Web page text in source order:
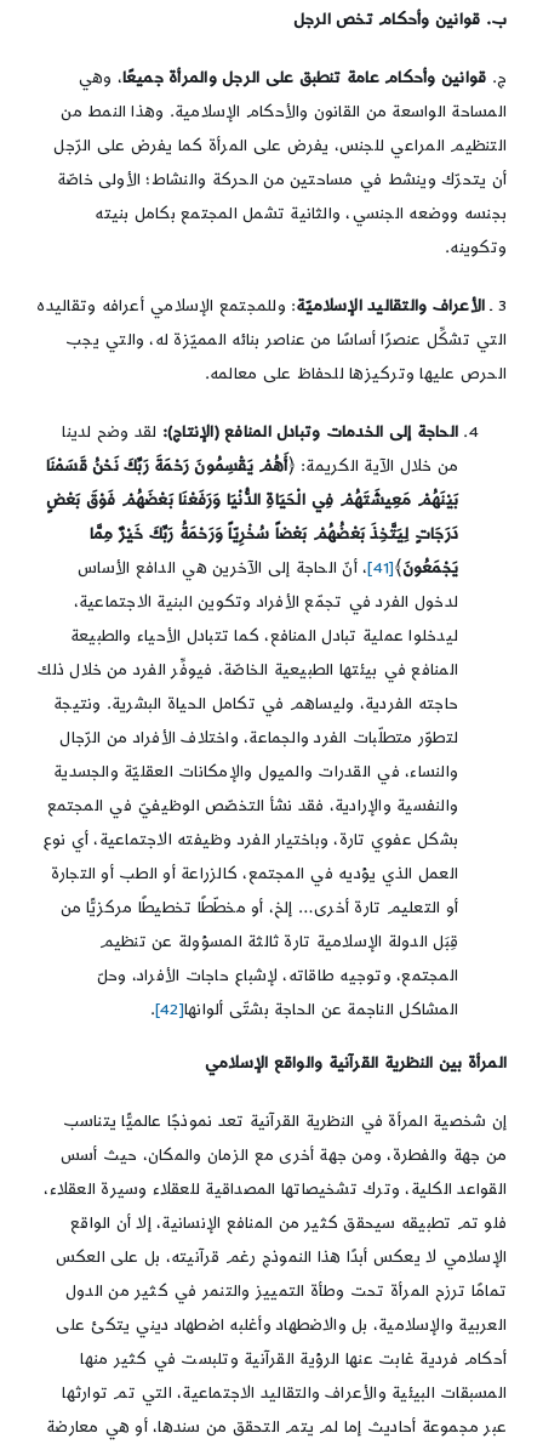
ب. قوانين وأحكام تخص الرجل
ج. قوانين وأحكام عامة تنطبق على الرجل والمرأة جميعًا، وهي
المساحة الواسعة من القانون والأحكام الإسلامية. وهذا النمط من
التنظيم المراعي للجنس، يفرض على المرأة كما يفرض على الرّجل
أن يتحرّك وينشط في مساحتين من الحركة والنشاط؛ الأولى خاصّة
بجنسه ووضعه الجنسي، والثانية تشمل المجتمع بكامل بنيته
وتكوينه.
3 ـ الأعراف والتقاليد الإسلاميّة: وللمجتمع الإسلامي أعرافه وتقاليده
التي تشكِّل عنصرًا أساسًا من عناصر بنائه المميّزة له، والتي يجب
الحرص عليها وتركيزها للحفاظ على معالمه.
الحاجة إلى الخدمات وتبادل المنافع (الإنتاج): لقد وضح لدينا
من خلال الآية الكريمة: ﴿أَهُمْ يَقْسِمُونَ رَحْمَةَ رَبِّكَ نَحْنُ قَسَمْنَا
بَيْنَهُمْ مَعِيشَتَهُمْ فِي الْحَيَاةِ الدُّنْيَا وَرَفَعْنَا بَعْضَهُمْ فَوْقَ بَعْضٍ
دَرَجَاتٍ لِيَتَّخِذَ بَعْضُهُمْ بَعْضاً سُخْرِيّاً وَرَحْمَةُ رَبِّكَ خَيْرٌ مِمَّا
يَجْمَعُونَ﴾[41]
، أنّ الحاجة إلى الآخرين هي الدافع الأساس
لدخول الفرد في تجمّع الأفراد وتكوين البنية الاجتماعية،
ليدخلوا عملية تبادل المنافع، كما تتبادل الأحياء والطبيعة
المنافع في بيئتها الطبيعية الخاصّة، فيوفِّر الفرد من خلال ذلك
حاجته الفردية، وليساهم في تكامل الحياة البشرية. ونتيجة
لتطوّر متطلّبات الفرد والجماعة، واختلاف الأفراد من الرّجال
والنساء، في القدرات والميول والإمكانات العقليّة والجسدية
والنفسية والإرادية، فقد نشأ التخصّص الوظيفيّ في المجتمع
بشكل عفوي تارة، وباختيار الفرد وظيفته الاجتماعية، أي نوع
العمل الذي يؤديه في المجتمع، كالزراعة أو الطب أو التجارة
أو التعليم تارة أخرى… إلخ، أو مخطّطًا تخطيطًا مركزيًّا من
قِبَل الدولة الإسلامية تارة ثالثة المسؤولة عن تنظيم
المجتمع، وتوجيه طاقاته، لإشباع حاجات الأفراد، وحلّ
المشاكل الناجمة عن الحاجة بشتّى ألوانها[42]
.
المرأة بين النظرية القرآنية والواقع الإسلامي
إن شخصية المرأة في النظرية القرآنية تعد نموذجًا عالميًّا يتناسب
من جهة والفطرة، ومن جهة أخرى مع الزمان والمكان، حيث أسس
القواعد الكلية، وترك تشخيصاتها المصداقية للعقلاء وسيرة العقلاء،
فلو تم تطبيقه سيحقق كثير من المنافع الإنسانية، إلا أن الواقع
الإسلامي لا يعكس أبدًا هذا النموذج رغم قرآنيته، بل على العكس
تمامًا ترزح المرأة تحت وطأة التمييز والتنمر في كثير من الدول
العربية والإسلامية، بل والاضطهاد وأغلبه اضطهاد ديني يتكئ على
أحكام فردية غابت عنها الرؤية القرآنية وتلبست في كثير منها
المسبقات البيئية والأعراف والتقاليد الاجتماعية، التي تم توارثها
عبر مجموعة أحاديث إما لم يتم التحقق من سندها، أو هي معارضة